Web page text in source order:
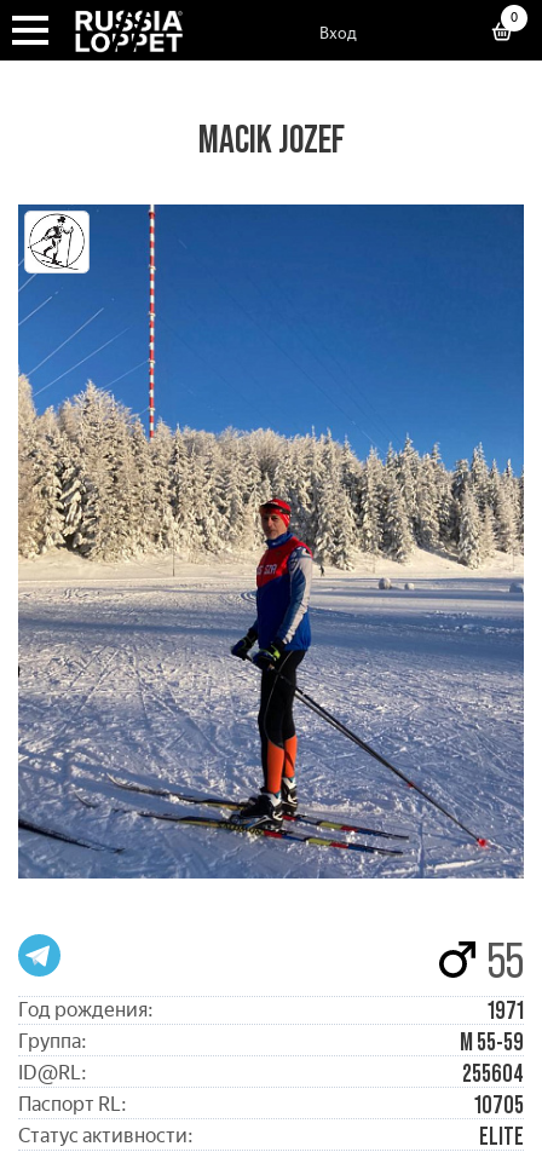
Вход
0
MACIK JOZEF
55
Год рождения: 1971
Группа: М 55-59
ID@RL: 255604
Паспорт RL: 10705
Статус активности: ELITE